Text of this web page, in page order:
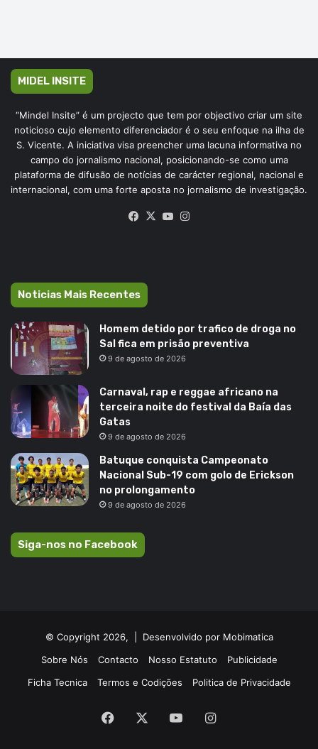
MIDEL INSITE
“Mindel Insite” é um projecto que tem por objectivo criar um site
noticioso cujo elemento diferenciador é o seu enfoque na ilha de
S. Vicente. A iniciativa visa preencher uma lacuna informativa no
campo do jornalismo nacional, posicionando-se como uma
plataforma de difusão de notícias de carácter regional, nacional e
internacional, com uma forte aposta no jornalismo de investigação.
Facebook
X YouTube
Noticias Mais Recentes
Homem detido por trafico de droga no
Sal fica em prisão preventiva
9 de agosto de 2026
Carnaval, rap e reggae africano na
terceira noite do festival da Baía das
Gatas
9 de agosto de 2026
Batuque conquista Campeonato
Nacional Sub-19 com golo de Erickson
no prolongamento
9 de agosto de 2026
Siga-nos no Facebook
© Copyright 2026, | Desenvolvido por Mobimatica
Sobre Nós
Contacto Nosso Estatuto
Publicidade
Ficha Tecnica
Termos e Codições Politica de Privacidade
Facebook YouTubeInstagram